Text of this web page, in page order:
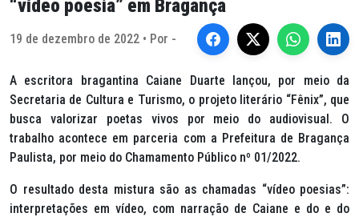
“vídeo poesia” em Bragança
19 de dezembro de 2022 • Por -
A escritora bragantina Caiane Duarte lançou, por meio da
Secretaria de Cultura e Turismo, o projeto literário “Fênix”, que
busca valorizar poetas vivos por meio do audiovisual. O
trabalho acontece em parceria com a Prefeitura de Bragança
Paulista, por meio do Chamamento Público nº 01/2022.
O resultado desta mistura são as chamadas “vídeo poesias”:
interpretações em vídeo, com narração de Caiane e do e do